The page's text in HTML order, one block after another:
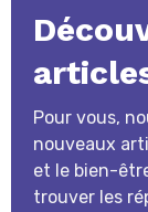
Pour vous,
nouveaux
et le bien-
trouver les